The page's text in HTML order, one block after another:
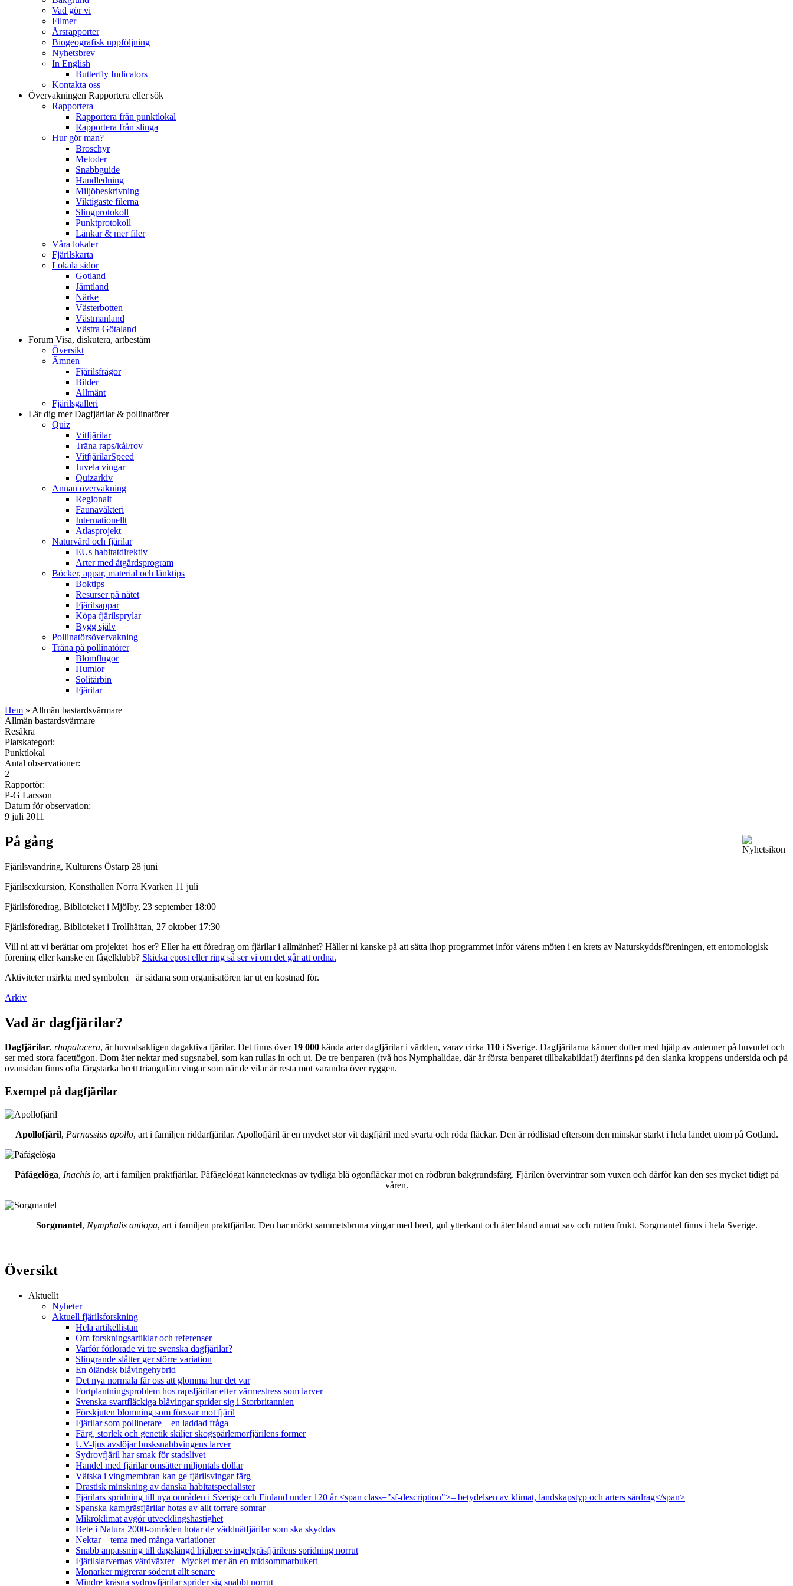
Vad gör vi
Filmer
Årsrapporter
Biogeografisk uppföljning
Nyhetsbrev
In English
Butterfly Indicators
Kontakta oss
Övervakningen Rapportera eller sök
Rapportera
Rapportera från punktlokal
Rapportera från slinga
Hur gör man?
Broschyr
Metoder
Snabbguide
Handledning
Miljöbeskrivning
Viktigaste filerna
Slingprotokoll
Punktprotokoll
Länkar & mer filer
Våra lokaler
Fjärilskarta
Lokala sidor
Gotland
Jämtland
Närke
Västerbotten
Västmanland
Västra Götaland
Forum Visa, diskutera, artbestäm
Översikt
Ämnen
Fjärilsfrågor
Bilder
Allmänt
Fjärilsgalleri
Lär dig merDagfjärilar & pollinatörer
Quiz
Vitfjärilar
Träna raps/kål/rov
VitfjärilarSpeed
Juvela vingar
Quizarkiv
Annan övervakning
Regionalt
Faunaväkteri
Internationellt
Atlasprojekt
Naturvård och fjärilar
EUs habitatdirektiv
Arter med åtgärdsprogram
Böcker, appar, material och länktips
Boktips
Resurser på nätet
Fjärilsappar
Köpa fjärilsprylar
Bygg själv
Pollinatörsövervakning
Träna på pollinatörer
Blomflugor
Humlor
Solitärbin
Fjärilar
Hem » Allmän bastardsvärmare
Allmän bastardsvärmare
Resåkra
Platskategori:
Punktlokal
Antal observationer:
2
Rapportör:
P-G Larsson
Datum för observation:
9 juli 2011
På gång
Fjärilsvandring, Kulturens Östarp 28 juni
Fjärilsexkursion, Konsthallen Norra Kvarken 11 juli
Fjärilsföredrag, Biblioteket i Mjölby, 23 september 18:00
Fjärilsföredrag, Biblioteket i Trollhättan, 27 oktober 17:30
Vill ni att vi berättar om projektet hos er? Eller ha ett föredrag om fjärilar i allmänhet? Håller ni kanske på att sätta ihop programmet inför vårens möten i en krets av Naturskyddsföreningen, ett entomologisk
förening eller kanske en fågelklubb? Skicka epost eller ring så ser vi om det går att ordna.
Aktiviteter märkta med symbolen
är sådana som organisatören tar ut en kostnad för.
Arkiv
Vad är dagfjärilar?
Dagfjärilar, rhopalocera, är huvudsakligen dagaktiva fjärilar. Det finns över 19 000 kända arter dagfjärilar i världen, varav cirka 110 i Sverige. Dagfjärilarna känner dofter med hjälp av antenner på huvudet och
ser med stora facettögon. Dom äter nektar med sugsnabel, som kan rullas in och ut. De tre benparen (två hos Nymphalidae, där är första benparet tillbakabildat!) återfinns på den slanka kroppens undersida och på
ovansidan finns ofta färgstarka brett triangulära vingar som när de vilar är resta mot varandra över ryggen.
Exempel på dagfjärilar
Apollofjäril, Parnassius apollo, art i familjen riddarfjärilar. Apollofjäril är en mycket stor vit dagfjäril med svarta och röda fläckar. Den är rödlistad eftersom den minskar starkt i hela landet utom på Gotland.
Påfågelöga, Inachis io, art i familjen praktfjärilar. Påfågelögat kännetecknas av tydliga blå ögonfläckar mot en rödbrun bakgrundsfärg. Fjärilen övervintrar som vuxen och därför kan den ses mycket tidigt på
våren.
Sorgmantel, Nymphalis antiopa, art i familjen praktfjärilar. Den har mörkt sammetsbruna vingar med bred, gul ytterkant och äter bland annat sav och rutten frukt. Sorgmantel finns i hela Sverige.
Översikt
Aktuellt
Nyheter
Aktuell fjärilsforskning
Hela artikellistan
Om forskningsartiklar och referenser
Varför förlorade vi tre svenska dagfjärilar?
Slingrande slåtter ger större variation
En öländsk blåvingehybrid
Det nya normala får oss att glömma hur det var
Fortplantningsproblem hos rapsfjärilar efter värmestress som larver
Svenska svartfläckiga blåvingar sprider sig i Storbritannien
Förskjuten blomning som försvar mot fjäril
Fjärilar som pollinerare – en laddad fråga
Färg, storlek och genetik skiljer skogspärlemorfjärilens former
UV-ljus avslöjar busksnabbvingens larver
Sydrovfjäril har smak för stadslivet
Handel med fjärilar omsätter miljontals dollar
Vätska i vingmembran kan ge fjärilsvingar färg
Drastisk minskning av danska habitatspecialister
Fjärilars spridning till nya områden i Sverige och Finland under 120 år <span class="sf-description">– betydelsen av klimat, landskapstyp och arters särdrag</span>
Spanska kamgräsfjärilar hotas av allt torrare somrar
Mikroklimat avgör utvecklingshastighet
Bete i Natura 2000-områden hotar de väddnätfjärilar som ska skyddas
Nektar – tema med många variationer
Snabb anpassning till dagslängd hjälper svingelgräsfjärilens spridning norrut
Fjärilslarvernas värdväxter– Mycket mer än en midsommarbukett
Monarker migrerar söderut allt senare
Mindre kräsna sydrovfjärilar sprider sig snabbt norrut